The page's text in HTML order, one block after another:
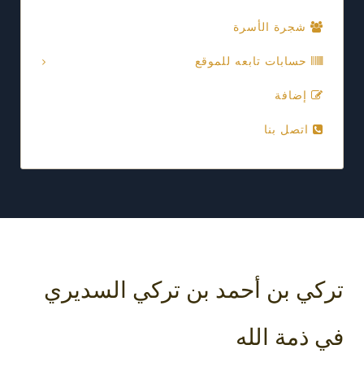
شجرة الأسرة
حسابات تابعه للموقع
إضافة
اتصل بنا
تركي بن أحمد بن تركي السديري
في ذمة الله